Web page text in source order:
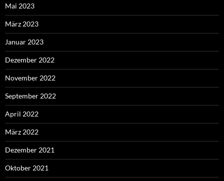
Mai 2023
März 2023
Januar 2023
Dezember 2022
November 2022
September 2022
April 2022
März 2022
Dezember 2021
Oktober 2021